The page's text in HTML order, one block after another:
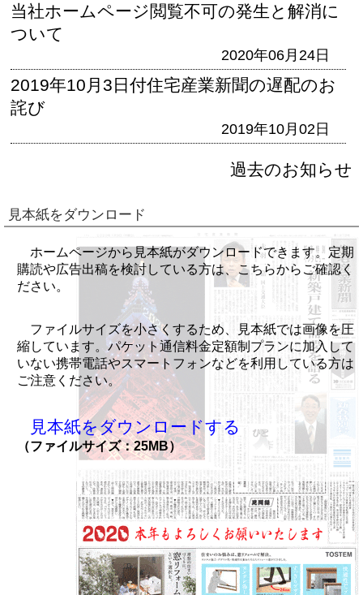
当社ホームページ閲覧不可の発生と解消に
ついて
2020年06月24日
2019年10月3日付住宅産業新聞の遅配のお
詫び
2019年10月02日
過去のお知らせ
見本紙をダウンロード
ホームページから見本紙がダウンロードできます。定期
購読や広告出稿を検討している方は、こちらからご確認く
ださい。
ファイルサイズを小さくするため、見本紙では画像を圧
縮しています。パケット通信料金定額制プランに加入して
いない携帯電話やスマートフォンなどを利用している方は
ご注意ください。
見本紙をダウンロードする
（ファイルサイズ：25MB）